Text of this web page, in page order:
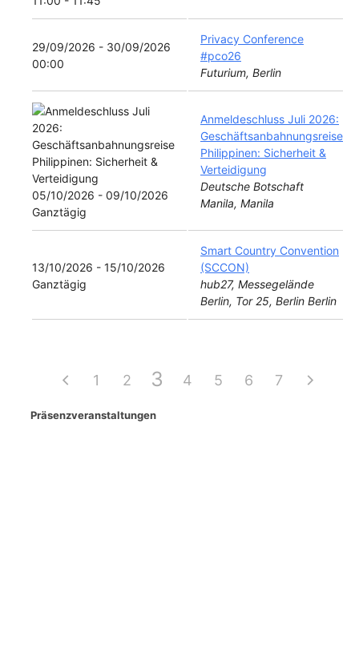
29/09/2026 - 30/09/2026
00:00
Privacy Conference
#pco26
Futurium, Berlin
05/10/2026 - 09/10/2026
Ganztägig
Anmeldeschluss Juli 2026:
Geschäftsanbahnungsreise
Philippinen: Sicherheit &
Verteidigung
Deutsche Botschaft
Manila, Manila
13/10/2026 - 15/10/2026
Ganztägig
Smart Country Convention
(SCCON)
hub27, Messegelände
Berlin, Tor 25, Berlin Berlin
1 2 3 4 5 6 7
Präsenzveranstaltungen